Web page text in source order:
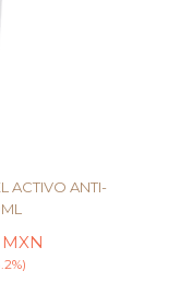
ACTIVO ANTI-
MXN